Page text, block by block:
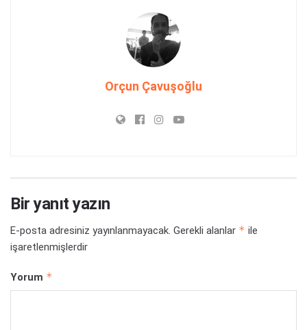
Orçun Çavuşoğlu
Bir yanıt yazın
E-posta adresiniz yayınlanmayacak. Gerekli alanlar * ile
işaretlenmişlerdir
Yorum *